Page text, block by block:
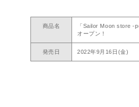
商品名
「Sailor Moon store -
オープン！
発売日 2022年9月16日(金)